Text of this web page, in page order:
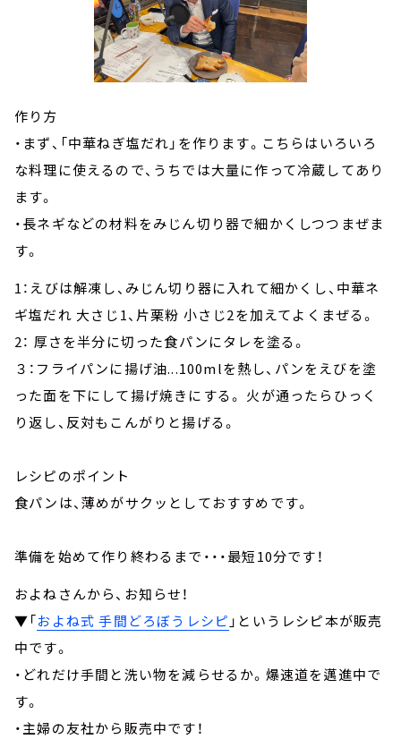
作り方
・まず、「中華ねぎ塩だれ」を作ります。こちらはいろいろ
な料理に使えるので、うちでは大量に作って冷蔵してあり
ます。
・長ネギなどの材料をみじん切り器で細かくしつつまぜま
す。
1：えびは解凍し、みじん切り器に入れて細かくし、中華ネ
ギ塩だれ 大さじ1、片栗粉 小さじ2を加えてよくまぜる。
2： 厚さを半分に切った食パンにタレを塗る。
３：フライパンに揚げ油...100mlを熱し、パンをえびを塗
った面を下にして揚げ焼きにする。 火が通ったらひっく
り返し、反対もこんがりと揚げる。
レシピのポイント
食パンは、薄めがサクッとしておすすめです。
準備を始めて作り終わるまで・・・最短10分です！
およねさんから、お知らせ！
▼「およね式 手間どろぼうレシピ 」というレシピ本が販売
中です。
・どれだけ手間と洗い物を減らせるか。爆速道を邁進中で
す。
・主婦の友社から販売中です！